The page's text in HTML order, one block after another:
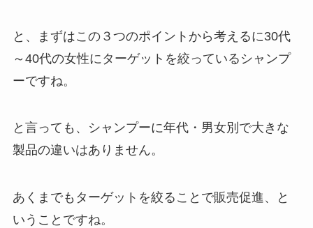
と、まずはこの３つのポイントから考えるに30代
～40代の女性にターゲットを絞っているシャンプ
ーですね。
と言っても、シャンプーに年代・男女別で大きな
製品の違いはありません。
あくまでもターゲットを絞ることで販売促進、と
いうことですね。